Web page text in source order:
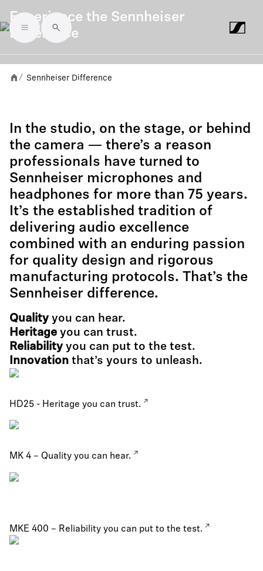
Skip to main content
Experience the Sennheiser
Difference
/ Sennheiser Difference
In the studio, on the stage, or behind
the camera — there’s a reason
professionals have turned to
Sennheiser microphones and
headphones for more than 75 years.
It’s the established tradition of
delivering audio excellence
combined with an enduring passion
for quality design and rigorous
manufacturing protocols. That’s the
Sennheiser difference.
Quality you can hear.
Heritage you can trust.
Reliability you can put to the test.
Innovation that’s yours to unleash.
HD25 - Heritage you can trust.
MK 4 – Quality you can hear.
MKE 400 – Reliability you can put to the test.